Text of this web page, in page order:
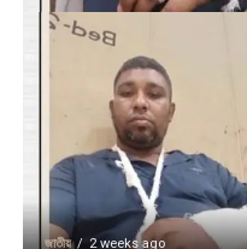
জাতীয় 2 weeks ago